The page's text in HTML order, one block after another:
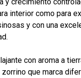
interior como para
y con una
con aroma a
que marca